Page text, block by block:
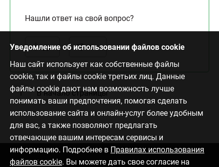
Нашли ответ на свой вопрос?
Да Нет
В начало страницы
Уведомление об использовании файлов cookie
Наш сайт использует как собственные файлы
cookie, так и файлы cookie третьих лиц. Данные
файлы cookie дают нам возможность лучше
понимать ваши предпочтения, помогая сделать
использование сайта и онлайн-услуг более удобным
для вас, а также позволяют предлагать
отвечающие вашим интересам сервисы и
информацию. Подробнее в Правилах использования
файлов cookie. Вы можете дать свое согласие на
Связаться с нами